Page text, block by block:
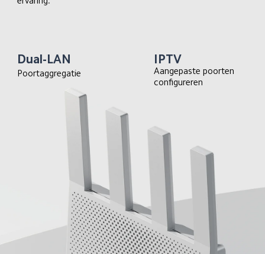
Dual-LAN
Poortaggregatie
IPTV
Aangepaste poorten
configureren